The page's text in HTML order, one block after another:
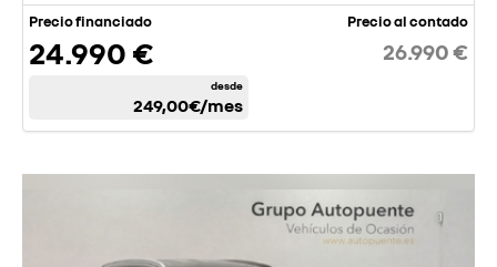
Precio financiado
24.990 €
desde
249,00€/mes
Precio al contado
26.990 €